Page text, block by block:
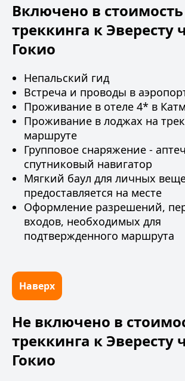
Включено в стоимость
треккинга к Эвересту
Гокио
Непальский гид
Встреча и проводы в
Проживание в отеле 4* в
Проживание в лоджах на
маршруте
Групповое снаряжение -
спутниковый навигатор
Мягкий баул для личных
предоставляется на месте
Оформление разрешений,
входов, необходимых для
подтвержденного маршрута
Наверх
Не включено в
треккинга к Эвересту
Гокио